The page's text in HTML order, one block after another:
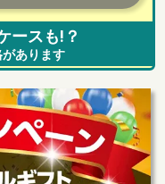
ースも!？
あります